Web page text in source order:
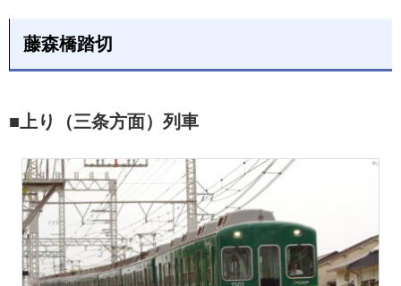
藤森橋踏切
■上り（三条方面）列車